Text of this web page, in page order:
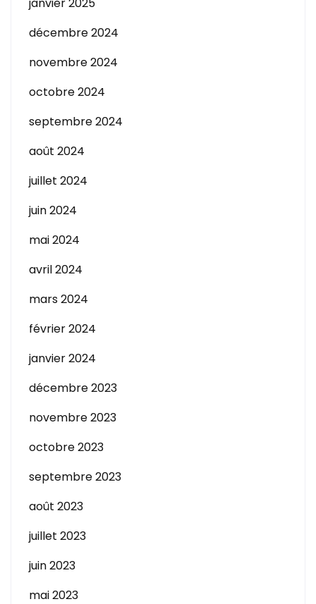
décembre 2024
novembre 2024
octobre 2024
septembre 2024
août 2024
juillet 2024
juin 2024
mai 2024
avril 2024
mars 2024
février 2024
janvier 2024
décembre 2023
novembre 2023
octobre 2023
septembre 2023
août 2023
juillet 2023
juin 2023
mai 2023